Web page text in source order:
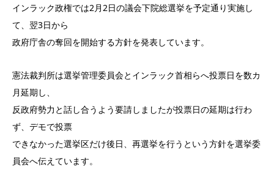
インラック政権では2月2日の議会下院総選挙を予定通り実施し
て、翌3日から
政府庁舎の奪回を開始する方針を発表しています。
憲法裁判所は選挙管理委員会とインラック首相らへ投票日を数カ
月延期し、
反政府勢力と話し合うよう要請しましたが投票日の延期は行わ
ず、デモで投票
できなかった選挙区だけ後日、再選挙を行うという方針を選挙委
員会へ伝えています。